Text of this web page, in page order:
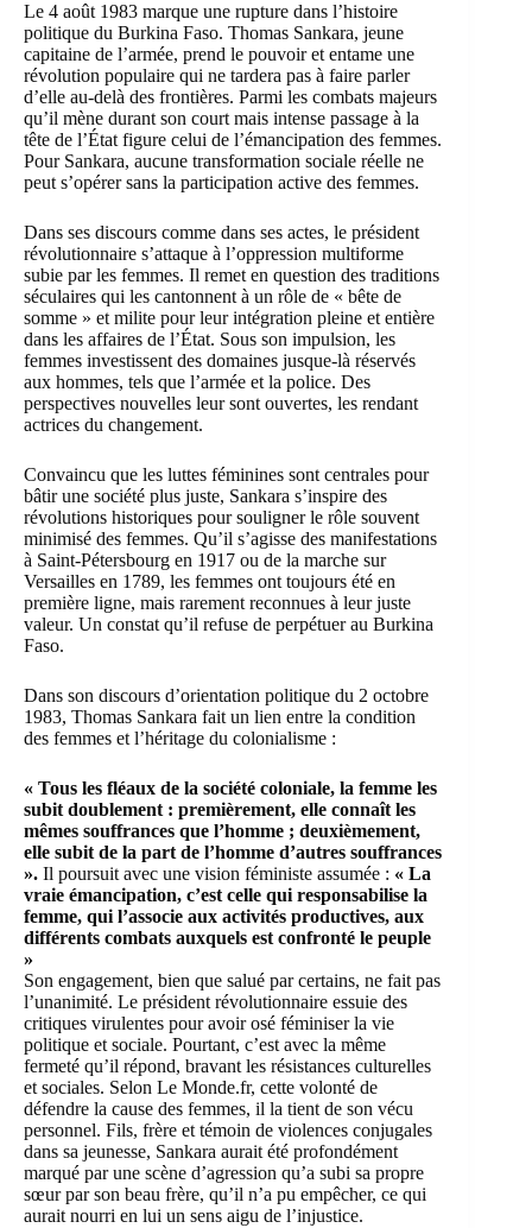
Le 4 août 1983 marque une rupture dans l’histoire
politique du Burkina Faso. Thomas Sankara, jeune
capitaine de l’armée, prend le pouvoir et entame une
révolution populaire qui ne tardera pas à faire parler
d’elle au-delà des frontières. Parmi les combats majeurs
qu’il mène durant son court mais intense passage à la
tête de l’État figure celui de l’émancipation des femmes.
Pour Sankara, aucune transformation sociale réelle ne
peut s’opérer sans la participation active des femmes.
Dans ses discours comme dans ses actes, le président
révolutionnaire s’attaque à l’oppression multiforme
subie par les femmes. Il remet en question des traditions
séculaires qui les cantonnent à un rôle de « bête de
somme » et milite pour leur intégration pleine et entière
dans les affaires de l’État. Sous son impulsion, les
femmes investissent des domaines jusque-là réservés
aux hommes, tels que l’armée et la police. Des
perspectives nouvelles leur sont ouvertes, les rendant
actrices du changement.
Convaincu que les luttes féminines sont centrales pour
bâtir une société plus juste, Sankara s’inspire des
révolutions historiques pour souligner le rôle souvent
minimisé des femmes. Qu’il s’agisse des manifestations
à Saint-Pétersbourg en 1917 ou de la marche sur
Versailles en 1789, les femmes ont toujours été en
première ligne, mais rarement reconnues à leur juste
valeur. Un constat qu’il refuse de perpétuer au Burkina
Faso.
Dans son discours d’orientation politique du 2 octobre
1983, Thomas Sankara fait un lien entre la condition
des femmes et l’héritage du colonialisme :
« Tous les fléaux de la société coloniale, la femme les
subit doublement : premièrement, elle connaît les
mêmes souffrances que l’homme ; deuxièmement,
elle subit de la part de l’homme d’autres souffrances
». Il poursuit avec une vision féministe assumée : « La
vraie émancipation, c’est celle qui responsabilise la
femme, qui l’associe aux activités productives, aux
différents combats auxquels est confronté le peuple
»
Son engagement, bien que salué par certains, ne fait pas
l’unanimité. Le président révolutionnaire essuie des
critiques virulentes pour avoir osé féminiser la vie
politique et sociale. Pourtant, c’est avec la même
fermeté qu’il répond, bravant les résistances culturelles
et sociales. Selon Le Monde.fr, cette volonté de
défendre la cause des femmes, il la tient de son vécu
personnel. Fils, frère et témoin de violences conjugales
dans sa jeunesse, Sankara aurait été profondément
marqué par une scène d’agression qu’a subi sa propre
sœur par son beau frère, qu’il n’a pu empêcher, ce qui
aurait nourri en lui un sens aigu de l’injustice.